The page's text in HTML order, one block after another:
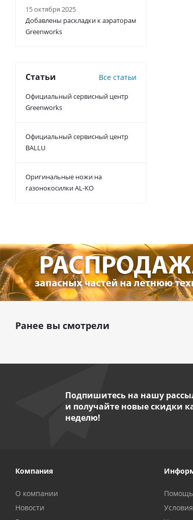
15 октября 2025
Добавлены раскладки к аэраторам
Greenworks
Статьи Все статьи
Официальный сервисный центр
Greenworks
Официальный сервисный центр
BALLU
Оригинальные ножи на
газонокосилки AL-KO
Ранее вы смотрели
Подпишитесь на нашу
и получайте новые скидки
неделю!
Компания
О компании
Новости
Помощь